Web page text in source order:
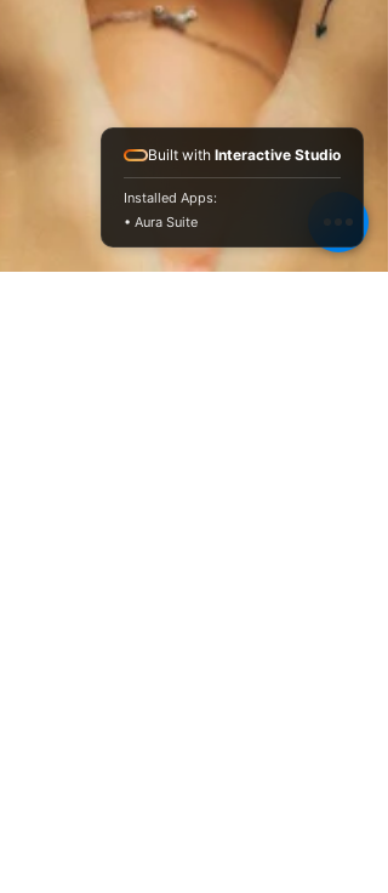
Built with Interactive Studio
Installed Apps:
• Aura Suite